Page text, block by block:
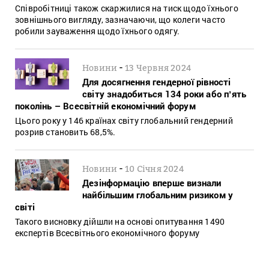
Співробітниці також скаржилися на тиск щодо їхнього
зовнішнього вигляду, зазначаючи, що колеги часто
робили зауваження щодо їхнього одягу.
Новини -13 Червня 2024
Для досягнення гендерної рівності
світу знадобиться 134 роки або пʼять
поколінь – Всесвітній економічний форум
Цього року у 146 країнах світу глобальний гендерний
розрив становить 68,5%.
Новини -10 Січня 2024
Дезінформацію вперше визнали
найбільшим глобальним ризиком у
світі
Такого висновку дійшли на основі опитування 1490
експертів Всесвітнього економічного форуму